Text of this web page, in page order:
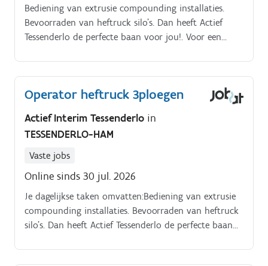
Bediening van extrusie compounding installaties.
Bevoorraden van heftruck silo's. Dan heeft Actief
Tessenderlo de perfecte baan voor jou!. Voor een
heftruckoperator Je dagelijkse taken omvatten:.
Operator heftruck 3ploegen
Actief Interim Tessenderlo in
TESSENDERLO-HAM
Vaste jobs
Online sinds 30 jul. 2026
Je dagelijkse taken omvatten:Bediening van extrusie
compounding installaties. Bevoorraden van heftruck
silo's. Dan heeft Actief Tessenderlo de perfecte baan